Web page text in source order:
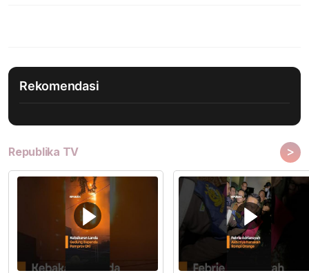
Rekomendasi
Republika TV >